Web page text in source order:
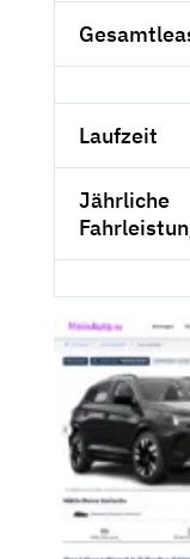
Laufzeit
Jährliche